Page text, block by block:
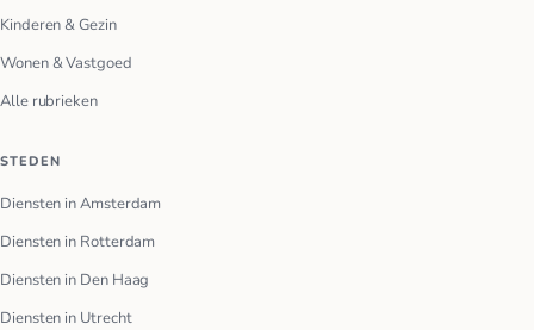
Kinderen & Gezin
Wonen & Vastgoed
Alle rubrieken
STEDEN
Diensten in Amsterdam
Diensten in Rotterdam
Diensten in Den Haag
Diensten in Utrecht